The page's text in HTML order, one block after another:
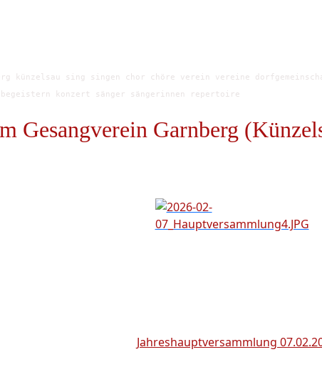
künzelsau sing singen chor chöre verein vereine
konzert sänger sängerinnen repertoire
Gesangverein Garnberg
Jahreshauptversammlung